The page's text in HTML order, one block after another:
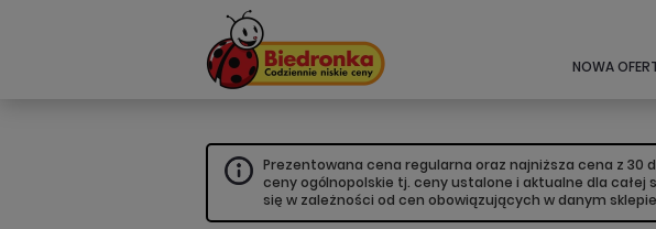
NOWA
Prezentowana cena regularna oraz najniższa cena z 30
ceny ogólnopolskie tj. ceny ustalone i aktualne dla
się w zależności od cen obowiązujących w danym